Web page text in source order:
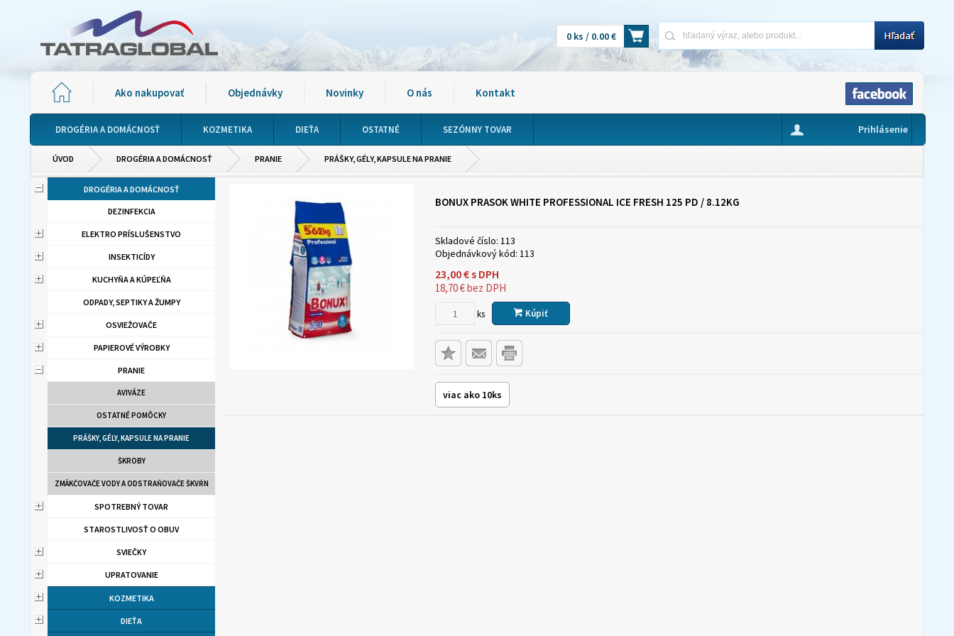
0 ks / 0.00 €
Ako nakupovať Objednávky Novinky O nás Kontakt
DROGÉRIA A DOMÁCNOSŤ KOZMETIKA DIEŤA OSTATNÉ SEZÓNNY TOVAR Prihlásenie
ÚVOD DROGÉRIA A DOMÁCNOSŤ PRANIE PRÁŠKY, GÉLY, KAPSULE NA PRANIE
DROGÉRIA A DOMÁCNOSŤ
DEZINFEKCIA
ELEKTRO PRÍSLUŠENSTVO
INSEKTICÍDY
KUCHYŇA A KÚPEĽŇA
ODPADY, SEPTIKY A ŽUMPY
OSVIEŽOVAČE
PAPIEROVÉ VÝROBKY
PRANIE
AVIVÁZE
OSTATNÉ POMÔCKY
PRÁŠKY, GÉLY, KAPSULE NA PRANIE
ŠKROBY
ZMÄKČOVAČE VODY A ODSTRAŇOVAČE ŠKVŔN
SPOTREBNÝ TOVAR
STAROSTLIVOSŤ O OBUV
SVIEČKY
UPRATOVANIE
KOZMETIKA
DIEŤA
BONUX PRASOK WHITE PROFESSIONAL ICE FRESH 125 PD / 8.12KG
Skladové číslo: 113
Objednávkový kód: 113
23,00€s DPH
18,70€bez DPH
ks Kúpiť
viac ako 10ks